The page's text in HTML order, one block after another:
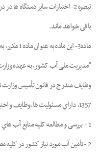
تبصره 2- اﺧﺘﯿﺎرات ﺳﺎﯾﺮ دﺳﺘﮕﺎه
ﺑﺎﻗﯽ ﺧﻮاﻫﺪ ﻣﺎﻧﺪ.
ماده3- اﯾﻦ ﻣﺎده ﺑﻪ ﻋﻨﻮان ﻣﺎده 1 ﻣﮑﺮر، ﺑﻪ ﻗﺎﻧﻮن ﺗﻮزﯾﻊ ﻋﺎدﻻﻧﻪ آب، اﻟﺤﺎق ﻣﯽ ﺷﻮد.
"مدیریت ملی آب کشور، به عهده وزارت
1357، داراي ﻣﺴﺌﻮﻟﯿﺖ ﻫﺎ، وﻇﺎﯾﻒ و اﺧﺘﯿﺎرات زﯾﺮ ﻧﯿﺰ ﻣﯽﺑﺎشد.
1 - ﺑﺮرﺳﯽ و ﻣﻄﺎﻟﻌﻪ ﮐﻠﯿﻪ ﻣﻨﺎﺑﻊ آب ﻫﺎي ﮐﺸور.
2 - ﺗﺄﻣﯿﻦ آب ﻣﻮرد ﻧﯿﺎز ﮐﺸﻮر در